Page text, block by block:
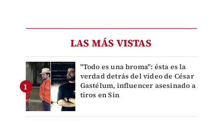
LAS MÁS VISTAS
"Todo es una broma": ésta es la
verdad detrás del video de César
Gastélum, influencer asesinado a
tiros en Sin